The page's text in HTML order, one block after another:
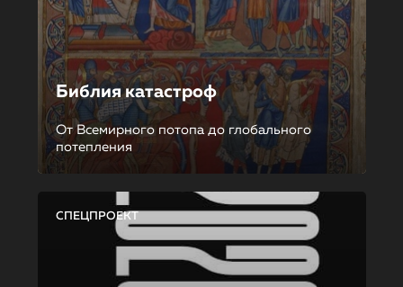
Библия катастроф
От Всемирного потопа до глобального
потепления
СПЕЦПРОЕКТ